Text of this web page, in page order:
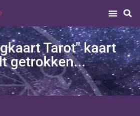
Tarot" kaart
getrokken...